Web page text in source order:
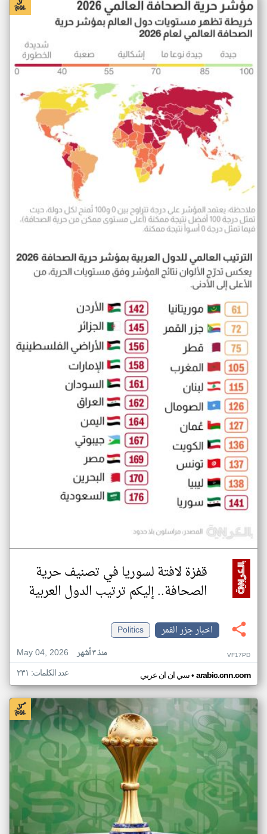
قفزة لافتة لسوريا في تصنيف حرية
الصحافة.. إليكم ترتيب الدول العربية
اخبار جزر القمر
Politics
May 04, 2026
منذ ٣ أشهر VF17PD
سي ان ان عربي• arabic.cnn.com عدد الكلمات: ٢٣١